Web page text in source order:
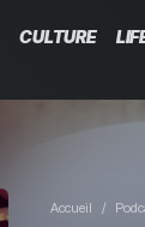
CULTURE
Accueil